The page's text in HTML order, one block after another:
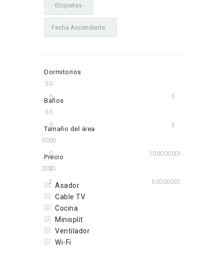
Dormitorios
0 5
0
5
Baños
0 5
0
5
Tamaño del área
0 100000000
0
100000000
Precio
2 50000000
2
50000000
Asador
Cable TV
Cocina
Minisplit
Ventilador
Wi-Fi